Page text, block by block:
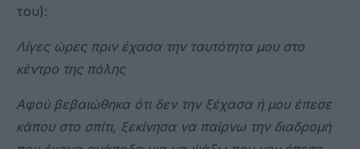
του):
Λίγες ώρες πριν έχασα την ταυτότητα μου στο
κέντρο της πόλης
Αφού βεβαιώθηκα ότι δεν την ξέχασα ή μου έπεσε
κάπου στο σπίτι, ξεκίνησα να παίρνω την διαδρομή